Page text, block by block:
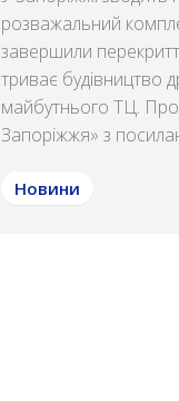
розважальний
завершили
триває будівництво
майбутнього ТЦ. Про
Запоріжжя» з
Новини